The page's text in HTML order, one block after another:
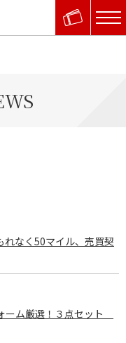
なく50マイル、売買契
ーム厳選！３点セット